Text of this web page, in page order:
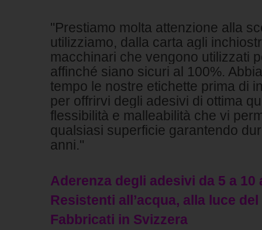
"Prestiamo molta attenzione alla
utilizziamo, dalla carta agli
macchinari che vengono utilizzati
affinché siano sicuri al 100%.
tempo le nostre etichette prima di
per offrirvi degli adesivi di ottima
flessibilità e malleabilità che vi
qualsiasi superficie garantendo
anni."
Aderenza degli adesivi da 5 a 10
Resistenti all’acqua, alla luce
Fabbricati in Svizzera